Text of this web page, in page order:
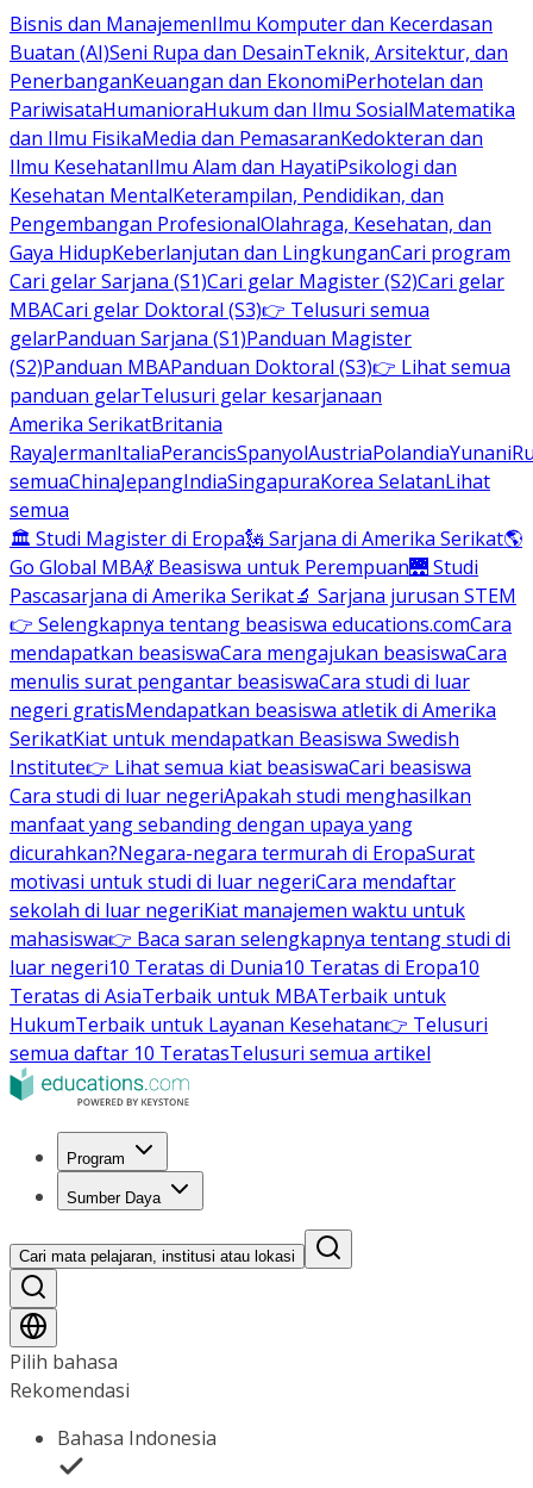
Bisnis dan ManajemenIlmu Komputer dan Kecerdasan
Buatan (AI)Seni Rupa dan DesainTeknik, Arsitektur, dan
PenerbanganKeuangan dan EkonomiPerhotelan dan
PariwisataHumanioraHukum dan Ilmu SosialMatematika
dan Ilmu FisikaMedia dan PemasaranKedokteran dan
Ilmu KesehatanIlmu Alam dan HayatiPsikologi dan
Kesehatan MentalKeterampilan, Pendidikan, dan
Pengembangan ProfesionalOlahraga, Kesehatan, dan
Gaya HidupKeberlanjutan dan LingkunganCari program
Cari gelar Sarjana (S1)Cari gelar Magister (S2)Cari gelar
MBACari gelar Doktoral (S3)👉 Telusuri semua
gelarPanduan Sarjana (S1)Panduan Magister
(S2)Panduan MBAPanduan Doktoral (S3)👉 Lihat semua
panduan gelarTelusuri gelar kesarjanaan
Amerika SerikatBritania
RayaJermanItaliaPerancisSpanyolAustriaPolandiaYunani
semuaChinaJepangIndiaSingapuraKorea SelatanLihat
semua
🏛 Studi Magister di Eropa🗽 Sarjana di Amerika Serikat🌎
Go Global MBA💃 Beasiswa untuk Perempuan🌉 Studi
Pascasarjana di Amerika Serikat🔬 Sarjana jurusan STEM
👉 Selengkapnya tentang beasiswa educations.comCara
mendapatkan beasiswaCara mengajukan beasiswaCara
menulis surat pengantar beasiswaCara studi di luar
negeri gratisMendapatkan beasiswa atletik di Amerika
SerikatKiat untuk mendapatkan Beasiswa Swedish
Institute👉 Lihat semua kiat beasiswaCari beasiswa
Cara studi di luar negeriApakah studi menghasilkan
manfaat yang sebanding dengan upaya yang
dicurahkan?Negara-negara termurah di EropaSurat
motivasi untuk studi di luar negeriCara mendaftar
sekolah di luar negeriKiat manajemen waktu untuk
mahasiswa👉 Baca saran selengkapnya tentang studi di
luar negeri10 Teratas di Dunia10 Teratas di Eropa10
Teratas di AsiaTerbaik untuk MBATerbaik untuk
HukumTerbaik untuk Layanan Kesehatan👉 Telusuri
semua daftar 10 TeratasTelusuri semua artikel
Program
Sumber Daya
Cari mata pelajaran, institusi atau lokasi
Pilih bahasa
Rekomendasi
Bahasa Indonesia